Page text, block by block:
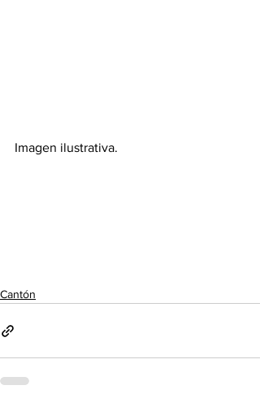
Imagen ilustrativa.
Cantón